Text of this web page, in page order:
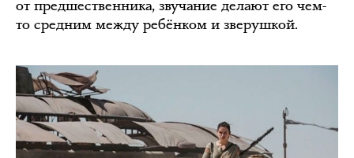
от предшественника, звучание делают его чем-
то средним между ребёнком и зверушкой.